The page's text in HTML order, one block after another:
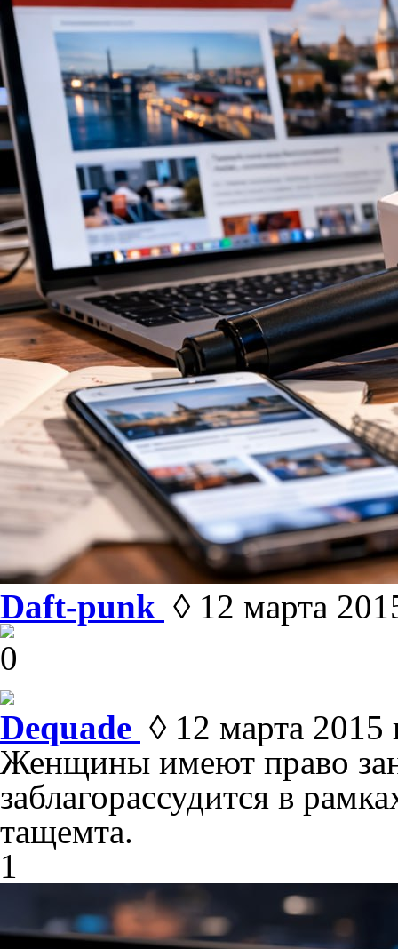
Daft-punk ◊ 12 марта
0
Dequade ◊ 12 марта 2015
Женщины имеют право
заблагорассудится в
тащемта.
1